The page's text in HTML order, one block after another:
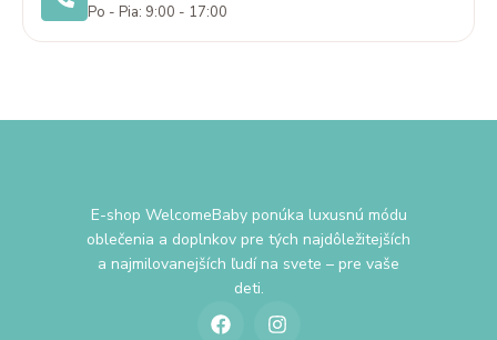
Po - Pia: 9:00 - 17:00
E-shop WelcomeBaby ponúka luxusnú módu
oblečenia a doplnkov pre tých najdôležitejších
a najmilovanejších ľudí na svete – pre vaše
deti.